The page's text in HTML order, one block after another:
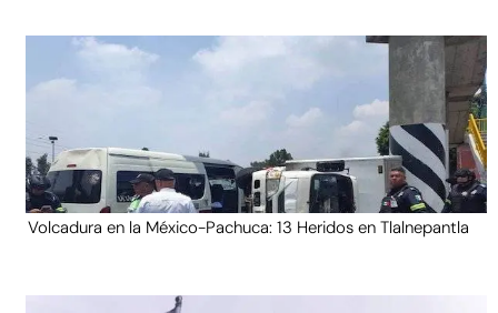
Volcadura en la México-Pachuca: 13 Heridos en Tlalnepantla